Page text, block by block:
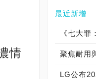
情
最近新增